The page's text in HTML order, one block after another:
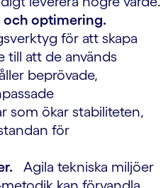
optimering.
för att skapa
till att de används
beprövade,
som ökar stabiliteten,
för
Agila tekniska miljöer